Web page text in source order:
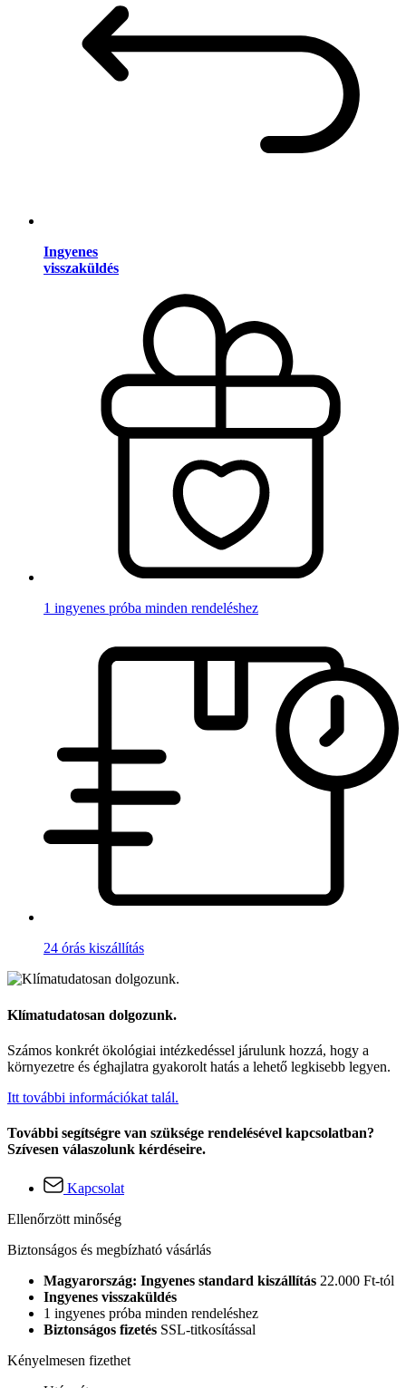
Ingyenes
visszaküldés
1 ingyenes próba minden rendeléshez
24 órás kiszállítás
Klímatudatosan dolgozunk.
Számos konkrét ökológiai intézkedéssel járulunk hozzá, hogy a
környezetre és éghajlatra gyakorolt hatás a lehető legkisebb legyen.
Itt további információkat talál.
További segítségre van szüksége rendelésével kapcsolatban?
Szívesen válaszolunk kérdéseire.
Kapcsolat
Ellenőrzött minőség
Biztonságos és megbízható vásárlás
Magyarország: Ingyenes standard kiszállítás 22.000 Ft-tól
Ingyenes visszaküldés
1 ingyenes próba minden rendeléshez
Biztonságos fizetés SSL-titkosítással
Kényelmesen fizethet